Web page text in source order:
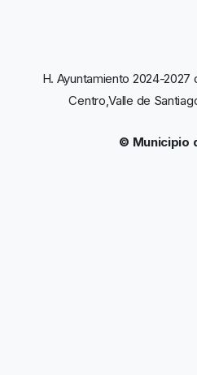
H. Ayuntamiento 2024-2027
Centro,Valle de
© Municipio